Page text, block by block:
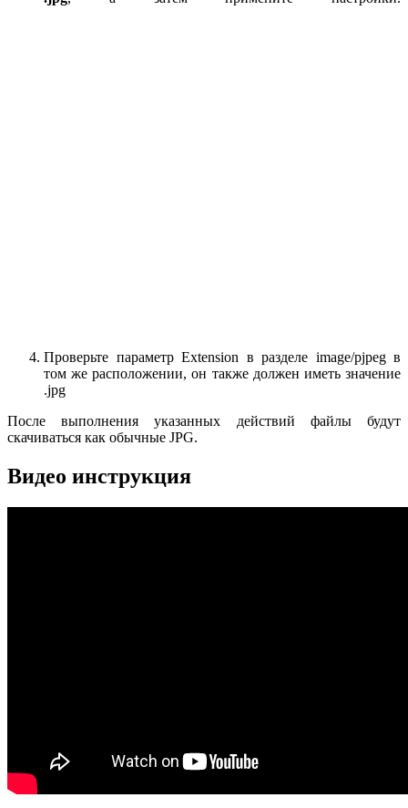
Проверьте параметр Extension в разделе image/pjpeg в
том же расположении, он также должен иметь значение
.jpg
После выполнения указанных действий файлы будут
скачиваться как обычные JPG.
Видео инструкция